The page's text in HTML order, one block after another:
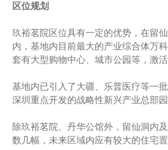
区位规划
玖裕茗院区位具有一定的优势，在留
内，基地内目前最大的产业综合体万
套有大型购物中心、城市公园等，激活
基地内已引入了大疆、乐普医疗等一
深圳重点开发的战略性新兴产业总部园
除玖裕茗院、丹华公馆外，留仙洞内
数几幅，未来区域内应有较大的住宅置